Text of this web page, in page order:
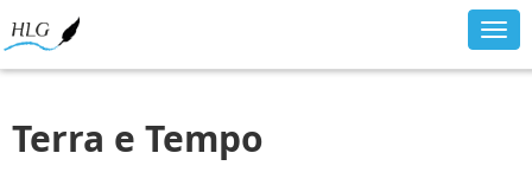
Terra e Tempo